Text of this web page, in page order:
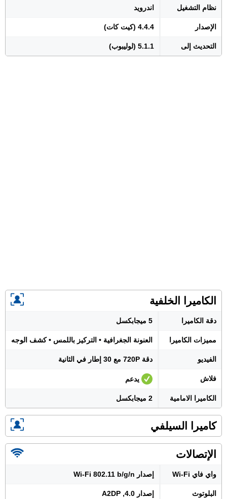
نظام التشغيل اندرويد
الإصدار 4.4.4 (كيت كات)
التحديث إلى 5.1.1 (لوليبوب)
الكاميرا الخلفية
دقة الكاميرا 5 ميجابكسل
مميزات الكاميرا العنونة الجغرافية • التركيز باللمس • كشف الوجه
الفيديو دقة 720P مع 30 إطار في الثانية
فلاش يدعم
الكاميرا الامامية 2 ميجابكسل
كاميرا السيلفي
الإتصالات
واي فاي Wi-Fi إصدار Wi-Fi 802.11 b/g/n
البلوتوث إصدار 4.0, A2DP